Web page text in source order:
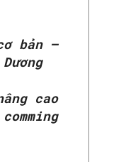
bản –
cao